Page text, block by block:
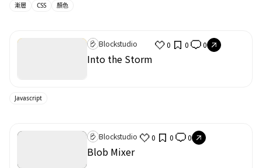
漸層 CSS 顏色
Blockstudio
Into the Storm
0 0 0
Javascript
Blockstudio
Blob Mixer
0 0 0